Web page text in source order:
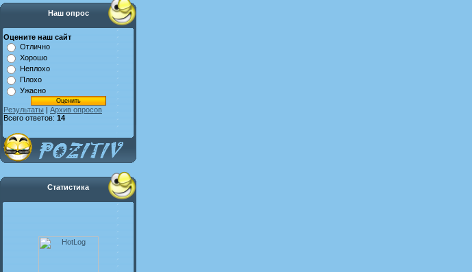
Наш опрос
Оцените наш сайт
Отлично
Хорошо
Неплохо
Плохо
Ужасно
Результаты | Архив опросов
Всего ответов: 14
Статистика